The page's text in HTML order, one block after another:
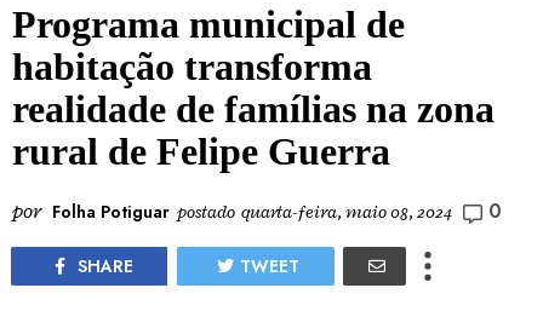
Programa municipal de
habitação transforma
realidade de famílias na zona
rural de Felipe Guerra
por Folha Potiguar postado quarta-feira, maio 08, 2024 0
SHARE TWEET